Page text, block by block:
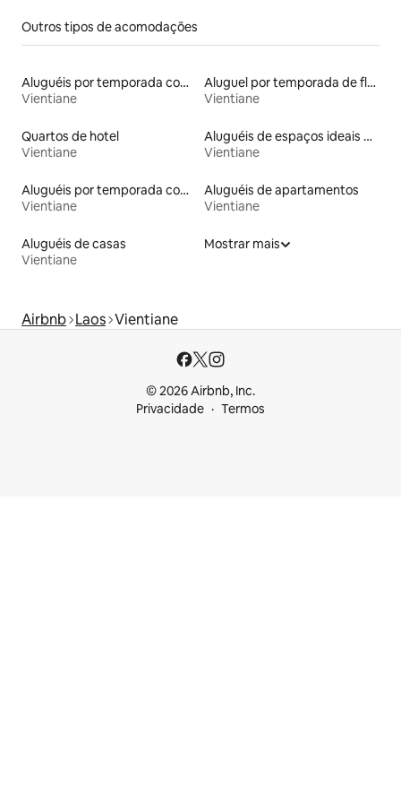
Outros tipos de acomodações
Aluguéis por temporada com acesso ao lago
Vientiane
Aluguel por temporada de flats
Vientiane
Quartos de hotel
Vientiane
Aluguéis de espaços ideais para famílias
Vientiane
Aluguéis por temporada com café da manhã
Vientiane
Aluguéis de apartamentos
Vientiane
Aluguéis de casas
Vientiane
Mostrar mais
Airbnb Laos Vientiane
© 2026 Airbnb, Inc.
Privacidade
Termos